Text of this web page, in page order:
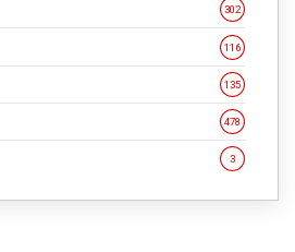
302
116
135
478
3